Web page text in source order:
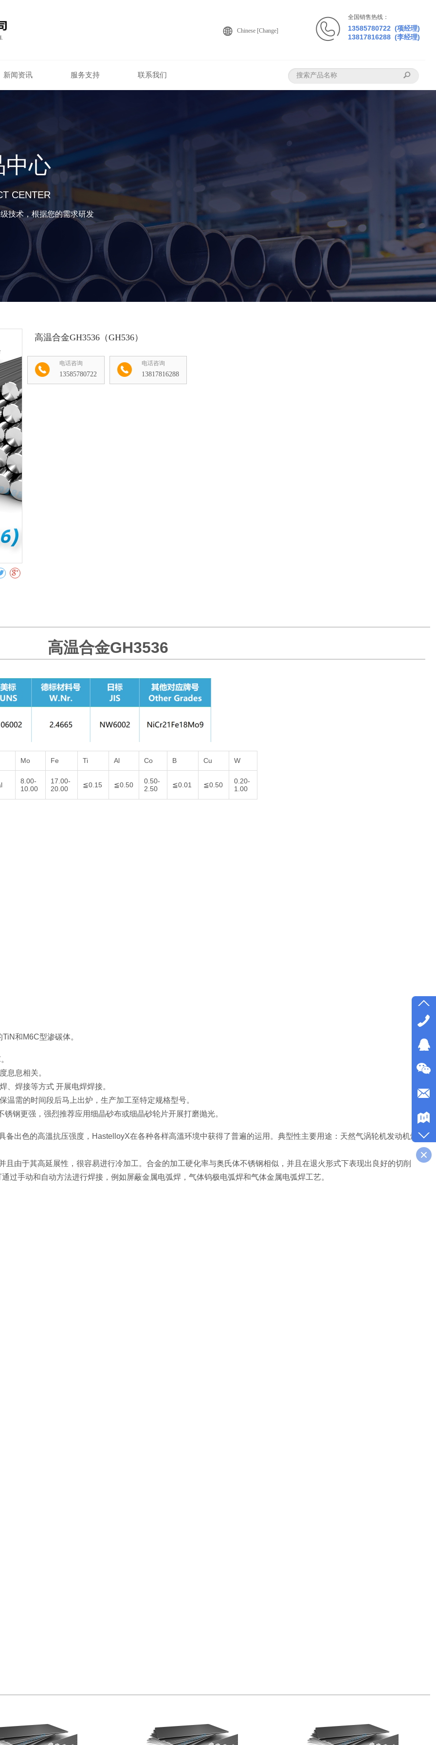
全国销售热线：
13585780722 (项经理)
13817816288 (李经理)
Chinese [Change]
新闻资讯 服务支持 联系我们
中心
技术，根据您的需求研发
CENTER
高温合金GH3536（GH536）
电话咨询
13585780722
电话咨询
13817816288
高温合金GH3536
Mo Fe Ti Al Co B Cu W
8.00-
10.00
17.00-
20.00
≦0.15 ≦0.50
0.50-
2.50
≦0.01 ≦0.50
0.20-
1.00
和M6C型渗碳体。
息息相关。
、焊接等方式 开展电焊焊接。
需的时间段后马上出炉，生产加工至特定规格型号。
钢更强，强烈推荐应用细晶砂布或细晶砂轮片开展打磨抛光。
出色的高溫抗压强度，HastelloyX在各种各样高溫环境中获得了普遍的运用。典型性主要用途：天然气涡轮机发动机燃
由于其高延展性，很容易进行冷加工。合金的加工硬化率与奥氏体不锈钢相似，并且在退火形式下表现出良好的切削
过手动和自动方法进行焊接，例如屏蔽金属电弧焊，气体钨极电弧焊和气体金属电弧焊工艺。